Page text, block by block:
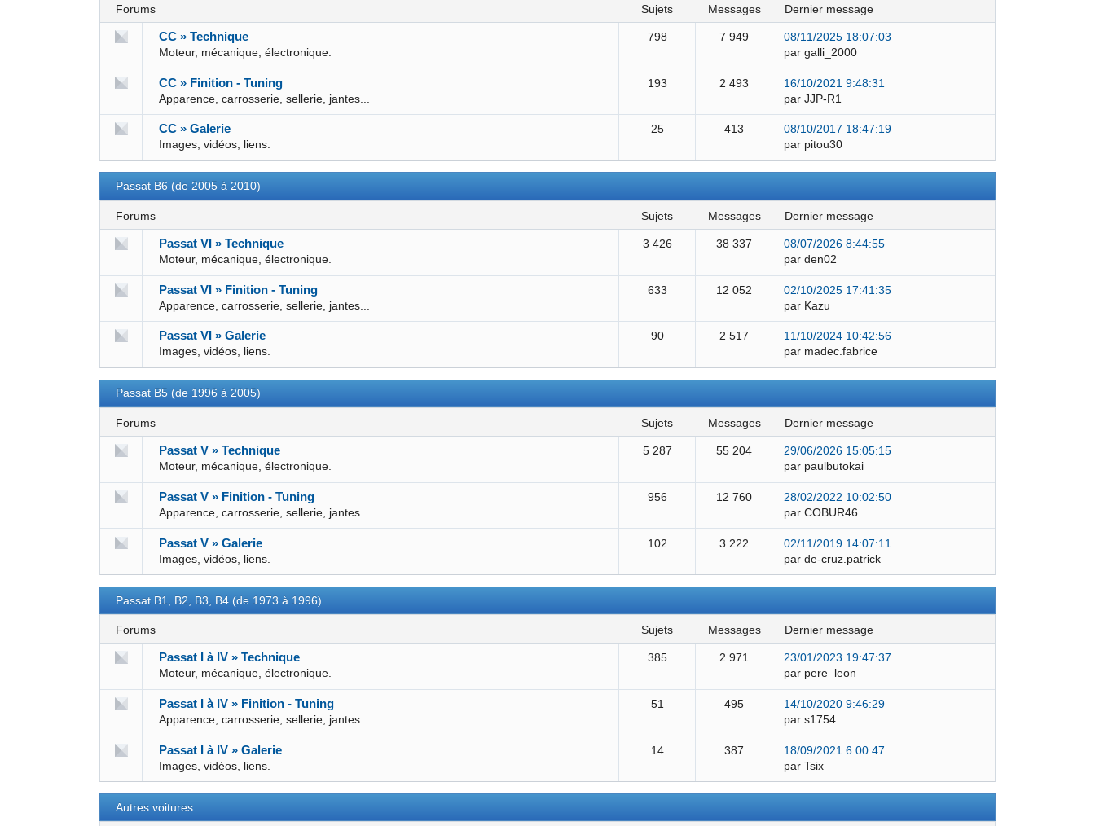
Forums sujets messages dernier message
CC » Technique
Moteur, mécanique, électronique.
798 7 949
08/11/2025 18:07:03
par galli_2000
CC » Finition - Tuning
Apparence, carrosserie, sellerie, jantes...
193 2 493
16/10/2021 9:48:31
par JJP-R1
CC » Galerie
Images, vidéos, liens.
25 413
08/10/2017 18:47:19
par pitou30
Passat B6 (de 2005 à 2010)
Forums sujets messages dernier message
Passat VI » Technique
Moteur, mécanique, électronique.
3 426 38 337
08/07/2026 8:44:55
par den02
Passat VI » Finition - Tuning
Apparence, carrosserie, sellerie, jantes...
633 12 052
02/10/2025 17:41:35
par Kazu
Passat VI » Galerie
Images, vidéos, liens.
90 2 517
11/10/2024 10:42:56
par madec.fabrice
Passat B5 (de 1996 à 2005)
Forums sujets messages dernier message
Passat V » Technique
Moteur, mécanique, électronique.
5 287 55 204
29/06/2026 15:05:15
par paulbutokai
Passat V » Finition - Tuning
Apparence, carrosserie, sellerie, jantes...
956 12 760
28/02/2022 10:02:50
par COBUR46
Passat V » Galerie
Images, vidéos, liens.
102 3 222
02/11/2019 14:07:11
par de-cruz.patrick
Passat B1, B2, B3, B4 (de 1973 à 1996)
Forums sujets messages dernier message
Passat I à IV » Technique
Moteur, mécanique, électronique.
385 2 971
23/01/2023 19:47:37
par pere_leon
Passat I à IV » Finition - Tuning
Apparence, carrosserie, sellerie, jantes...
51 495
14/10/2020 9:46:29
par s1754
Passat I à IV » Galerie
Images, vidéos, liens.
14 387
18/09/2021 6:00:47
par Tsix
Autres voitures